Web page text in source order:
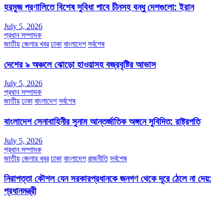
হরমুজ প্রণালিতে বিশেষ সুবিধা পাবে চীনসহ বন্ধু দেশগুলো: ইরান
July 5, 2026
প্রধান সম্পাদক
জাতীয় জেলার খবর ঢাকা বাংলাদেশ সর্বশেষ
দেশের ৯ অঞ্চলে ঝোড়ো হাওয়াসহ বজ্রবৃষ্টির আভাস
July 5, 2026
প্রধান সম্পাদক
জাতীয় ঢাকা বাংলাদেশ সর্বশেষ
বাংলাদেশ সেনাবাহিনীর সুনাম আন্তর্জাতিক অঙ্গনে সুবিদিত: রাষ্ট্রপতি
July 5, 2026
প্রধান সম্পাদক
জাতীয় জেলার খবর ঢাকা বাংলাদেশ রাজনীতি সর্বশেষ
নিরাপত্তা কৌশল যেন সরকারপ্রধানকে জনগণ থেকে দূরে ঠেলে না দেয়:
প্রধানমন্ত্রী